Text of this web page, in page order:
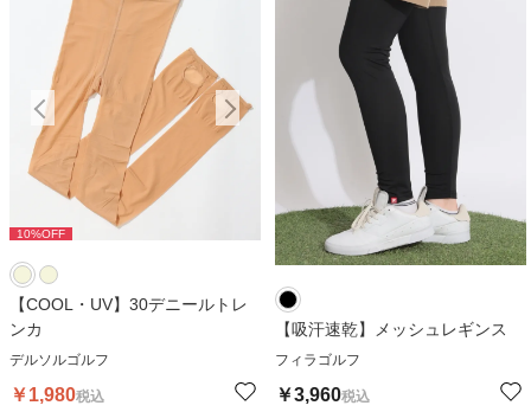
10%OFF 10%OFF
【COOL・UV】30デニールトレ
ンカ
デルソルゴルフ
￥1,980税込
【吸汗速乾】メッシュレギンス
フィラゴルフ
￥3,960税込